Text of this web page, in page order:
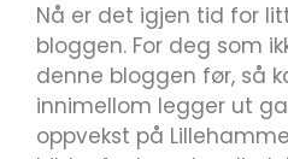
Nå er det igjen tid for
bloggen. For deg som
denne bloggen før, så
innimellom legger ut
oppvekst på